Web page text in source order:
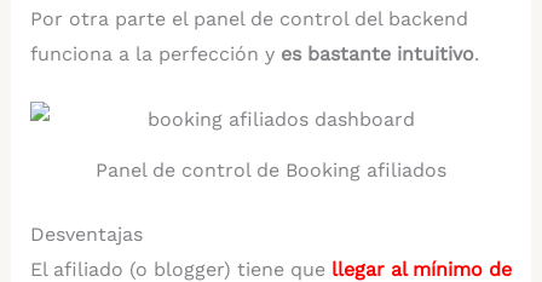
Por otra parte el panel de control del backend
funciona a la perfección y es bastante intuitivo.
Panel de control de Booking afiliados
Desventajas
El afiliado (o blogger) tiene que llegar al mínimo de